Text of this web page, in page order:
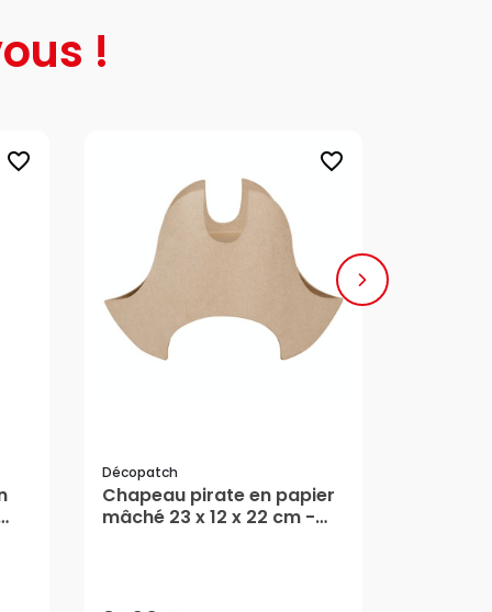
!
favorite_border favorite_border
Décopatch
Chapeau pirate en papier
mâché 23 x 12 x 22 cm -